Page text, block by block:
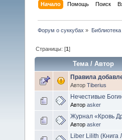
Начало Помощь Поиск
Форум о суккубах »
Страницы: [1]
Тема/Автор
Правила
Автор Tiberius
Нечестивые
Автор asker
Журнал «Кровь
Автор asker
Liber Lilith (Книга